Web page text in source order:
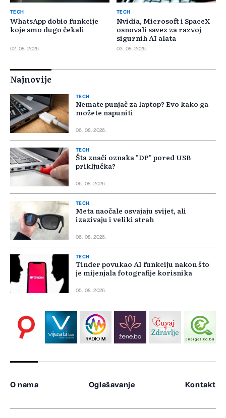
TECH
WhatsApp dobio funkcije
koje smo dugo čekali
02. 08. 2026.
TECH
Nvidia, Microsoft i SpaceX
osnovali savez za razvoj
sigurnih AI alata
03. 08. 2026.
Najnovije
TECH
Nemate punjač za laptop? Evo kako ga
možete napuniti
06. 08. 2026.
TECH
Šta znači oznaka "DP" pored USB
priključka?
06. 08. 2026.
TECH
Meta naočale osvajaju svijet, ali
izazivaju i veliki strah
06. 08. 2026.
TECH
Tinder povukao AI funkciju nakon što
je mijenjala fotografije korisnika
05. 08. 2026.
O nama Oglašavanje Kontakt